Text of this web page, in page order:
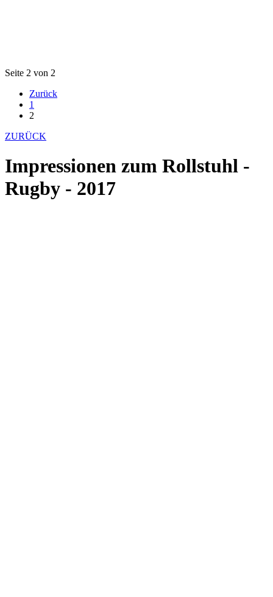
Seite 2 von 2
Zurück
1
2
ZURÜCK
Impressionen zum Rollstuhl -
Rugby - 2017